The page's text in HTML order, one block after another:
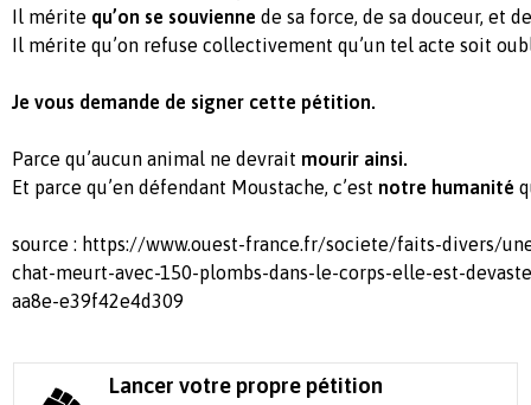
Il mérite qu’on se souvienne de sa force, de sa douceur, et
Il mérite qu’on refuse collectivement qu’un tel acte soit
Je vous demande de signer cette pétition.
Parce qu’aucun animal ne devrait mourir ainsi.
Et parce qu’en défendant Moustache, c’est notre humanité
source : https://www.ouest-france.fr/societe/faits-divers/
chat-meurt-avec-150-plombs-dans-le-corps-elle-est-
aa8e-e39f42e4d309
Lancer votre propre pétition